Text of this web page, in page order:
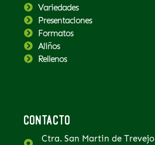
Variedades
Presentaciones
Formatos
Aliños
Rellenos
Contacto
Ctra. San Martin de Trevejo